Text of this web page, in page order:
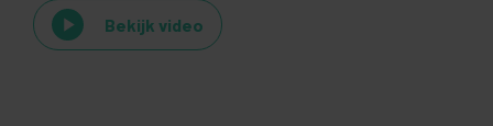
Bekijk video